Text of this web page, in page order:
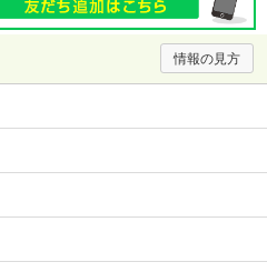
情報の見方